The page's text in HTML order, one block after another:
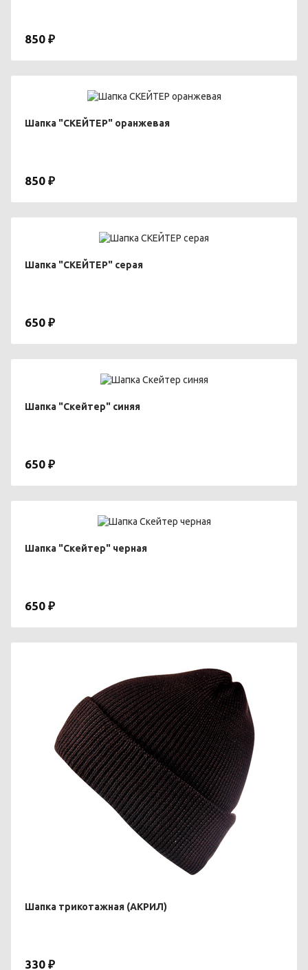
850 ₽
Шапка "СКЕЙТЕР" оранжевая
850 ₽
Шапка "СКЕЙТЕР" серая
650 ₽
Шапка "Скейтер" синяя
650 ₽
Шапка "Скейтер" черная
650 ₽
Шапка трикотажная (АКРИЛ)
330 ₽